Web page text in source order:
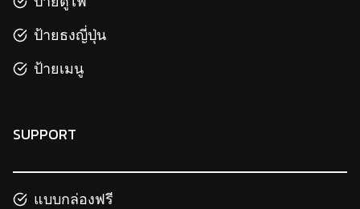
ป้ายธงญี่ปุ่น
ป้ายเมนู
SUPPORT
แบบกล่องฟรี